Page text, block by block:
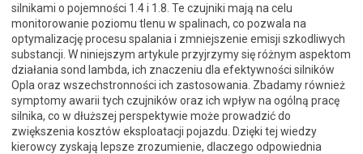
silnikami o pojemności 1.4 i 1.8. Te czujniki mają na celu
monitorowanie poziomu tlenu w spalinach, co pozwala na
optymalizację procesu spalania i zmniejszenie emisji szkodliwych
substancji. W niniejszym artykule przyjrzymy się różnym aspektom
działania sond lambda, ich znaczeniu dla efektywności silników
Opla oraz wszechstronności ich zastosowania. Zbadamy również
symptomy awarii tych czujników oraz ich wpływ na ogólną pracę
silnika, co w dłuższej perspektywie może prowadzić do
zwiększenia kosztów eksploatacji pojazdu. Dzięki tej wiedzy
kierowcy zyskają lepsze zrozumienie, dlaczego odpowiednia